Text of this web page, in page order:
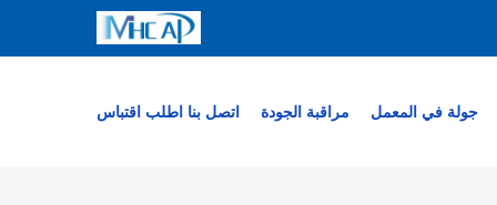
جولة في المعمل مراقبة الجودة اتصل بنا اطلب اقتباس